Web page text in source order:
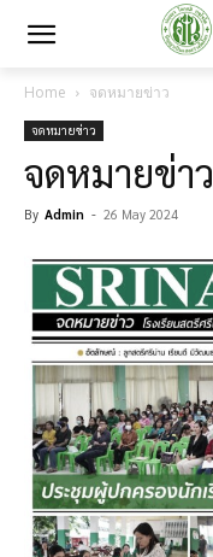
Home จดหมายข่าว
จดหมายข่าว
จดหมายข่าว
By Admin - 26 May 2024